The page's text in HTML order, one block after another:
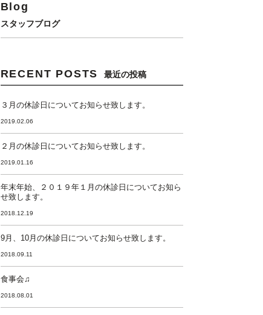
Blog
スタッフブログ
RECENT POSTS 最近の投稿
３月の休診日についてお知らせ致します。
2019.02.06
２月の休診日についてお知らせ致します。
2019.01.16
年末年始、２０１９年１月の休診日についてお知ら
せ致します。
2018.12.19
9月、10月の休診日についてお知らせ致します。
2018.09.11
食事会♫
2018.08.01